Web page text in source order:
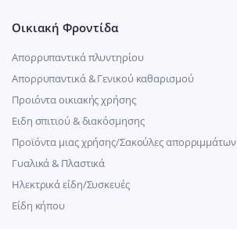
Οικιακή Φροντίδα
Απορρυπαντικά πλυντηρίου
Απορρυπαντικά & Γενικού καθαρισμού
Προιόντα οικιακής χρήσης
Ειδη σπιτιού & διακόσμησης
Προϊόντα μιας χρήσης/Σακούλες απορριμμάτων
Γυαλικά & Πλαστικά
Ηλεκτρικά είδη/Συσκευές
Είδη κήπου